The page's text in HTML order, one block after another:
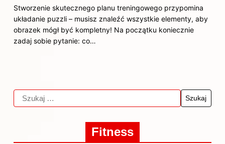
Stworzenie skutecznego planu treningowego przypomina
układanie puzzli – musisz znaleźć wszystkie elementy, aby
obrazek mógł być kompletny! Na początku koniecznie
zadaj sobie pytanie: co…
Fitness